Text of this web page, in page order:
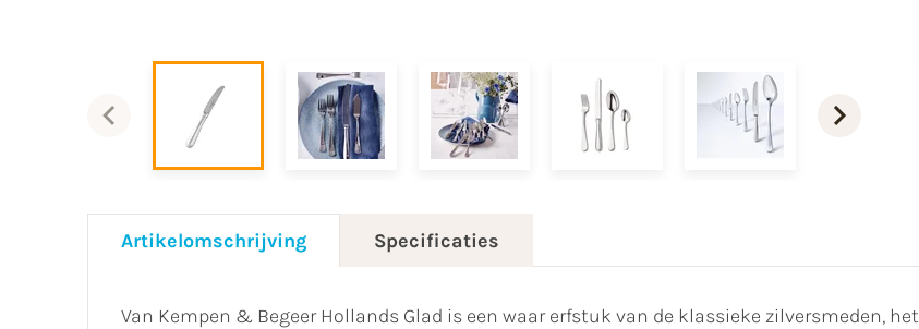
Artikelomschrijving Specificaties
Van Kempen & Begeer Hollands Glad is een waar erfstuk van de klassieke zilversmeden, het